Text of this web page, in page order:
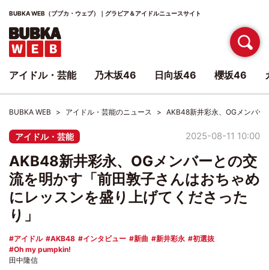
BUBKA WEB（ブブカ・ウェブ）｜グラビア＆アイドルニュースサイト
BUBKA WEB アイドル・芸能のニュース AKB48新井彩永、OGメンバー
アイドル・芸能 2025-08-11 10:00
AKB48新井彩永、OGメンバーとの交
流を明かす「前田敦子さんはおちゃめ
にレッスンを盛り上げてくださった
り」
アイドル AKB48 インタビュー 新曲 新井彩永
初選抜
Oh my pumpkin!
田中隆信
アイドル・芸能 乃木坂46 日向坂46 櫻坂46